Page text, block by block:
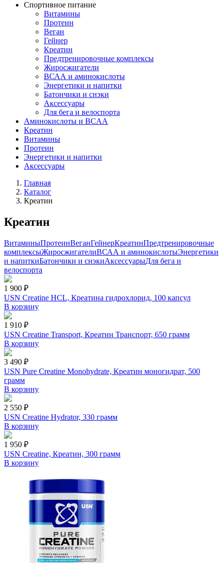
Спортивное питание
Витамины
Протеин
Веган
Гейнер
Креатин
Предтренировочные комплексы
Жиросжигатели
ВСАА и аминокислоты
Энергетики и напитки
Батончики и снэки
Аксессуары
Для бега и велоспорта
Аминокислоты и BCAA
Креатин
Витамины
Протеин
Энергетики и напитки
Аксессуары
Главная
Каталог
Креатин
Креатин
ВитаминыПротеинВеганГейнерКреатинПредтренировочные
комплексыЖиросжигателиВСАА и аминокислотыЭнергетики
и напиткиБатончики и снэкиАксессуарыДля бега и
велоспорта
1 900 ₽
USN Creatine HCL, Креатина гидрохлорид, 100 капсул
В корзину
1 910 ₽
USN Creatine Transport, Креатин Транспорт, 650 грамм
В корзину
3 490 ₽
USN Pure Creatine Monohydrate, Креатин моногидрат, 500
грамм
В корзину
2 550 ₽
USN Creatine Hydrator, 330 грамм
В корзину
1 950 ₽
USN Creatine, Креатин, 300 грамм
В корзину